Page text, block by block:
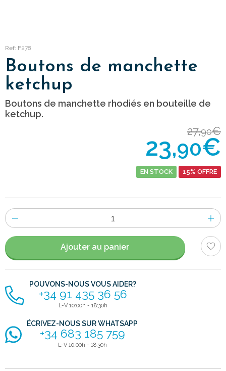
Ref: F278
Boutons de manchette
ketchup
Boutons de manchette rhodiés en bouteille de
ketchup.
27,90€
23,90€
EN STOCK 15% OFFRE
Nombre
d'items
Ajouter au panier
POUVONS-NOUS VOUS AIDER?
+34 91 435 36 56
L-V 10:00h - 18:30h
ÉCRIVEZ-NOUS SUR WHATSAPP
+34 683 185 759
L-V 10:00h - 18:30h